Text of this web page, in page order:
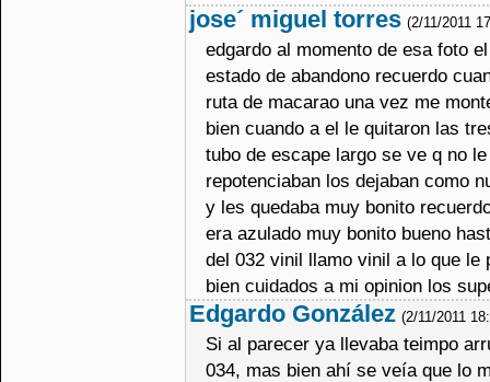
jose´ miguel torres (2/11/2011
edgardo al momento de esa foto
estado de abandono recuerdo
ruta de macarao una vez me
bien cuando a el le quitaron las
tubo de escape largo se ve q no
repotenciaban los dejaban como
y les quedaba muy bonito
era azulado muy bonito bueno
del 032 vinil llamo vinil a lo que le
bien cuidados a mi opinion los
Edgardo González (2/11/2011
Si al parecer ya llevaba teimpo
034, mas bien ahí se veía que lo